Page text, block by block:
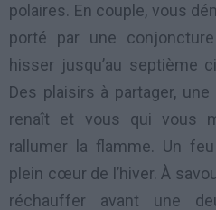
polaires. En couple, vous
porté par une
hisser jusqu’au septième
Des plaisirs à partager,
renaît et vous qui vous
rallumer la flamme. Un
plein cœur de l’hiver. À
réchauffer avant une